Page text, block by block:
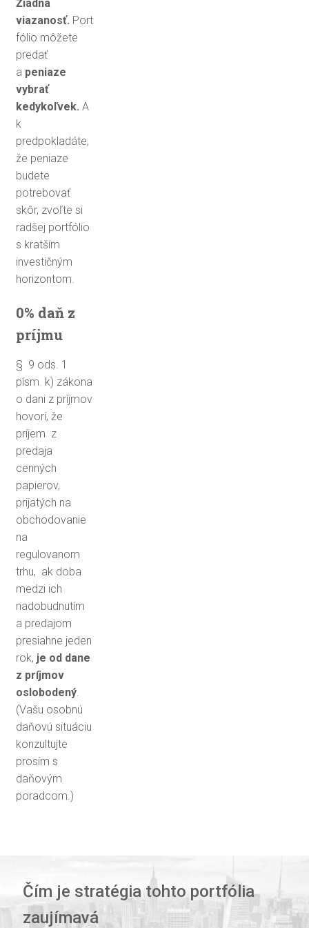
Žiadna
viazanosť. Port
fólio môžete
predať
a peniaze
vybrať
kedykoľvek. A
k
predpokladáte,
že peniaze
budete
potrebovať
skôr, zvoľte si
radšej portfólio
s kratším
investičným
horizontom.
0% daň z
príjmu
§ 9 ods. 1
písm. k) zákona
o dani z príjmov
hovorí, že
príjem z
predaja
cenných
papierov,
prijatých na
obchodovanie
na
regulovanom
trhu, ak doba
medzi ich
nadobudnutím
a predajom
presiahne jeden
rok, je od dane
z príjmov
oslobodený.
(Vašu osobnú
daňovú situáciu
konzultujte
prosím s
daňovým
poradcom.)
Čím je stratégia tohto portfólia
zaujímavá